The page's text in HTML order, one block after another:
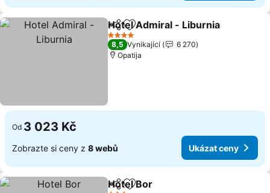
SdíletPřidat na seznam oblíbených
Hotel Admiral - Liburnia
4 Počet hvězdiček
8,5 Vynikající
6 270
Opatija
Od 3 023 Kč
Zobrazte si ceny z 8 webů Ukázat ceny
SdíletPřidat na seznam oblíbených
Hotel Bor